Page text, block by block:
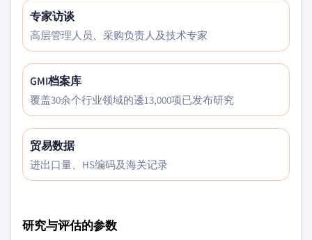
专家访谈
高层管理人员、采购负责人及技术专家
GMI档案库
覆盖30余个行业领域的逶13,000项已发布研究
贸易数据
进出口量、HS编码及海关记录
研究与评估的参数